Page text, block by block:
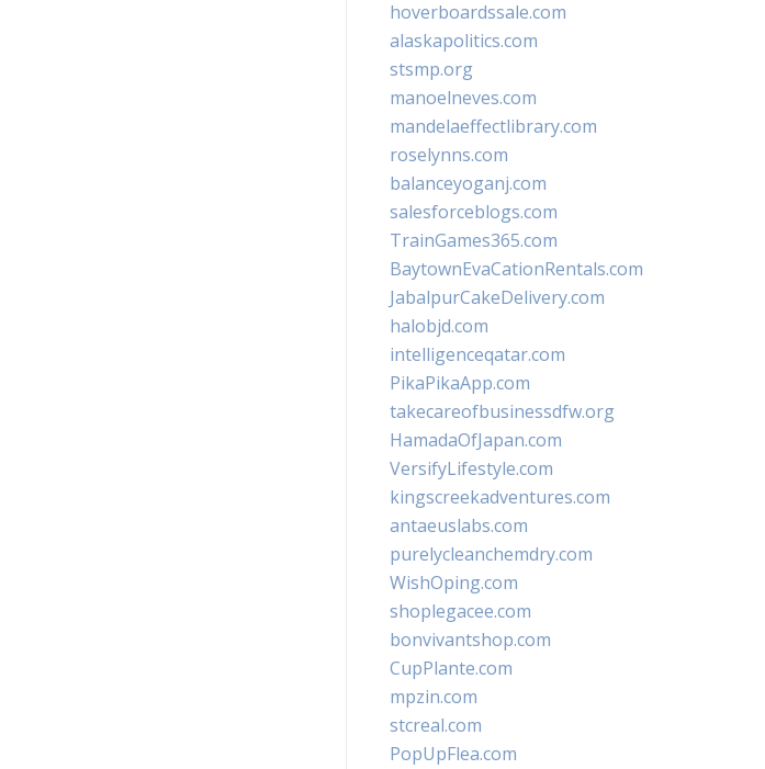
hoverboardssale.com
alaskapolitics.com
stsmp.org
manoelneves.com
mandelaeffectlibrary.com
roselynns.com
balanceyoganj.com
salesforceblogs.com
TrainGames365.com
BaytownEvaCationRentals.com
JabalpurCakeDelivery.com
halobjd.com
intelligenceqatar.com
PikaPikaApp.com
takecareofbusinessdfw.org
HamadaOfJapan.com
VersifyLifestyle.com
kingscreekadventures.com
antaeuslabs.com
purelycleanchemdry.com
WishOping.com
shoplegacee.com
bonvivantshop.com
CupPlante.com
mpzin.com
stcreal.com
PopUpFlea.com